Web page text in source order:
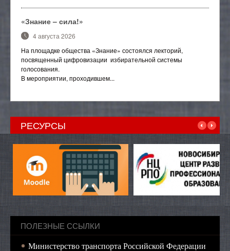
«Знание – сила!»
4 августа 2026
На площадке общества «Знание» состоялся лекторий,
посвященный цифровизации избирательной системы
голосования.
В мероприятии, проходившем...
РЕСУРСЫ
ПОЛЕЗНЫЕ ССЫЛКИ
Министерство транспорта Российской Федерации